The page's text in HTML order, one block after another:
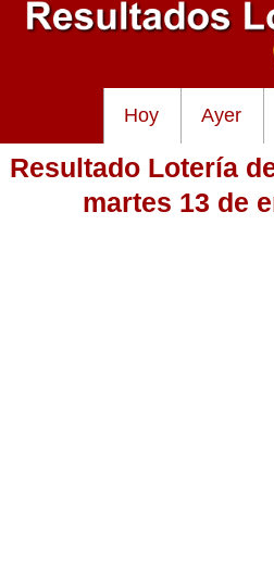
Hoy Ayer
Baloto
Resultado Lotería
martes 13 de